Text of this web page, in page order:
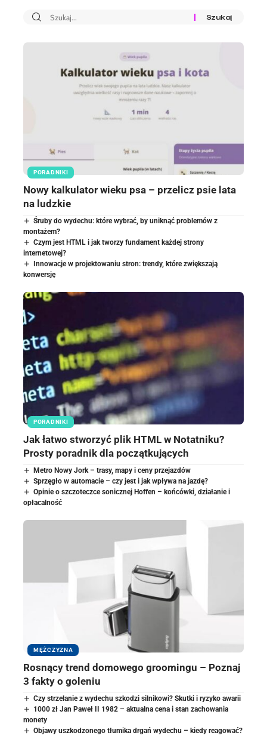
PORADNIKI
Nowy kalkulator wieku psa – przelicz psie lata
na ludzkie
Śruby do wydechu: które wybrać, by uniknąć problemów z
montażem?
Czym jest HTML i jak tworzy fundament każdej strony
internetowej?
Innowacje w projektowaniu stron: trendy, które zwiększają
konwersję
PORADNIKI
Jak łatwo stworzyć plik HTML w Notatniku?
Prosty poradnik dla początkujących
Metro Nowy Jork – trasy, mapy i ceny przejazdów
Sprzęgło w automacie – czy jest i jak wpływa na jazdę?
Opinie o szczoteczce sonicznej Hoffen – końcówki, działanie i
opłacalność
MĘŻCZYZNA
Rosnący trend domowego groomingu – Poznaj
3 fakty o goleniu
Czy strzelanie z wydechu szkodzi silnikowi? Skutki i ryzyko awarii
1000 zł Jan Paweł II 1982 – aktualna cena i stan zachowania
monety
Objawy uszkodzonego tłumika drgań wydechu – kiedy reagować?